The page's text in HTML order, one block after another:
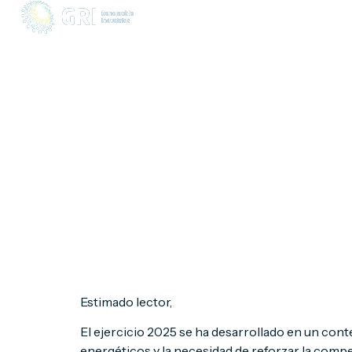
Estimado lector,
El ejercicio 2025 se ha desarrollado en un